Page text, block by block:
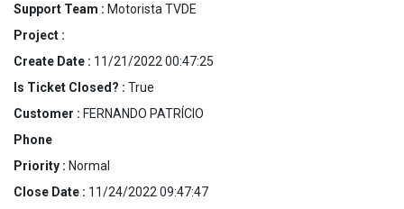
Support Team : Motorista TVDE
Project :
Create Date : 11/21/2022 00:47:25
Is Ticket Closed? : True
Customer : FERNANDO PATRÍCIO
Phone
Priority : Normal
Close Date : 11/24/2022 09:47:47